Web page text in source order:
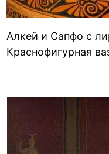
Алкей и Сапфо с
Краснофигурная